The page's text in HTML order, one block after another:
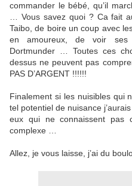
commander le bébé, qu’il
… Vous savez quoi ? Ca fait
Taibo, de boire un coup avec
en amoureux, de voir ses
Dortmunder … Toutes ces
dessus ne peuvent pas
PAS D’ARGENT !!!!!!
Finalement si les nuisibles qui
tel potentiel de nuisance
eux qui ne connaissent
complexe …
Allez, je vous laisse, j’ai du